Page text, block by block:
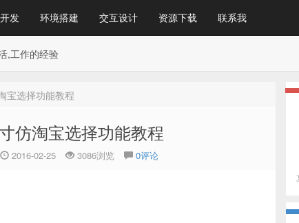
发 环境搭建 交互设计 资源下载 联系我
,工作的经验
宝选择功能教程
仿淘宝选择功能教程
2016-02-25 3086浏览 0评论